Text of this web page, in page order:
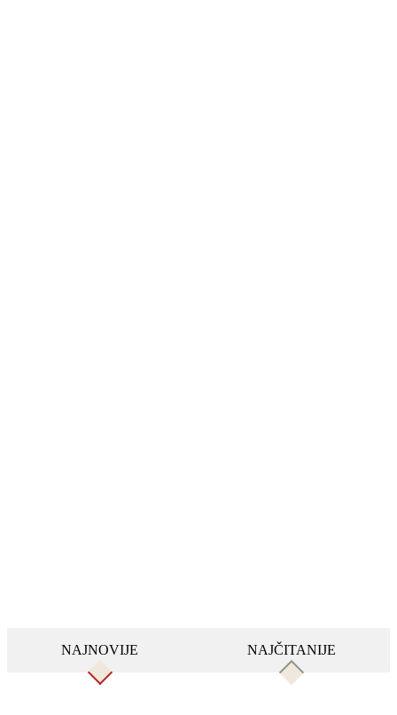
NAJNOVIJE NAJČITANIJE